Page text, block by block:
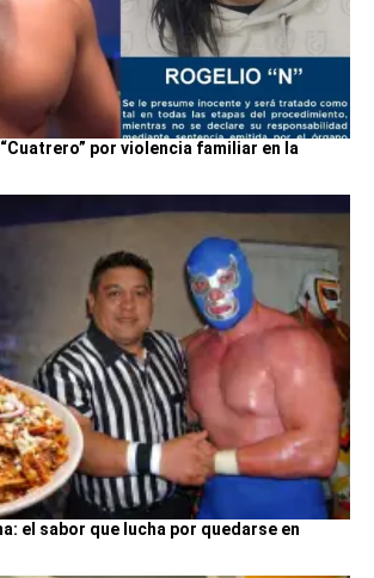
por violencia familiar en la
el sabor que lucha por quedarse en